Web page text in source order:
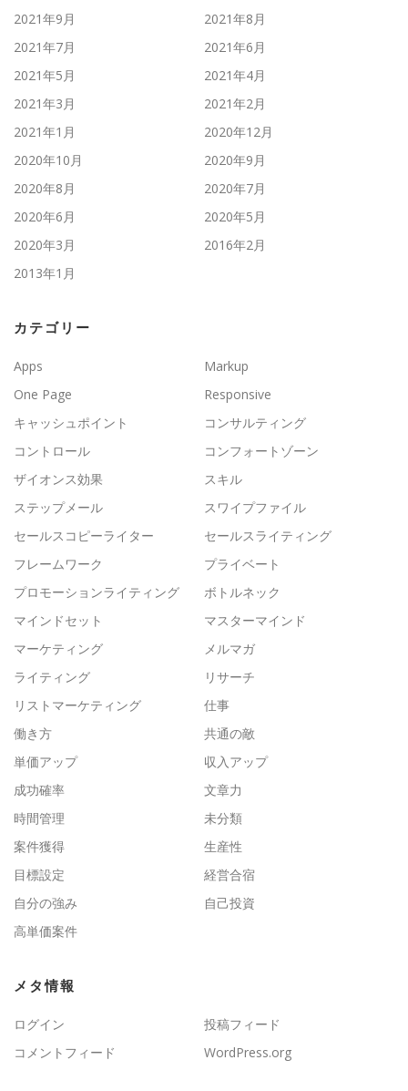
2021年9月
2021年8月
2021年7月
2021年6月
2021年5月
2021年4月
2021年3月
2021年2月
2021年1月
2020年12月
2020年10月
2020年9月
2020年8月
2020年7月
2020年6月
2020年5月
2020年3月
2016年2月
2013年1月
カテゴリー
Apps
Markup
One Page
Responsive
キャッシュポイント
コンサルティング
コントロール
コンフォートゾーン
ザイオンス効果
スキル
ステップメール
スワイプファイル
セールスコピーライター
セールスライティング
フレームワーク
プライベート
プロモーションライティング
ボトルネック
マインドセット
マスターマインド
マーケティング
メルマガ
ライティング
リサーチ
リストマーケティング
仕事
働き方
共通の敵
単価アップ
収入アップ
成功確率
文章力
時間管理
未分類
案件獲得
生産性
目標設定
経営合宿
自分の強み
自己投資
高単価案件
メタ情報
ログイン
投稿フィード
コメントフィード
WordPress.org